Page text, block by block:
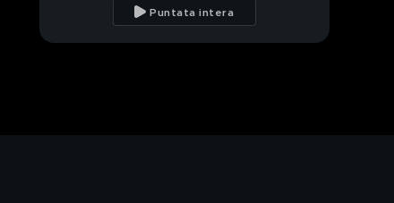
Acutis: l'intervista
integrale
Puntata intera